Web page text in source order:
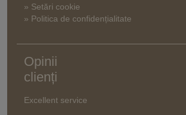
» Setări cookie
» Politica de confidențialitate
Opinii
clienți
Excellent service